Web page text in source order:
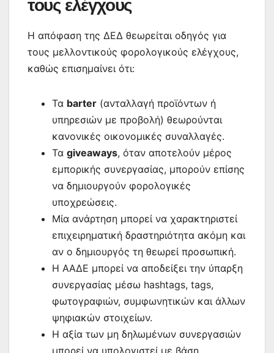
τους ελέγχους
Η απόφαση της ΔΕΔ θεωρείται οδηγός για
τους μελλοντικούς φορολογικούς ελέγχους,
καθώς επισημαίνει ότι:
Τα barter (ανταλλαγή προϊόντων ή
υπηρεσιών με προβολή) θεωρούνται
κανονικές οικονομικές συναλλαγές.
Τα giveaways, όταν αποτελούν μέρος
εμπορικής συνεργασίας, μπορούν επίσης
να δημιουργούν φορολογικές
υποχρεώσεις.
Μία ανάρτηση μπορεί να χαρακτηριστεί
επιχειρηματική δραστηριότητα ακόμη και
αν ο δημιουργός τη θεωρεί προσωπική.
Η ΑΑΔΕ μπορεί να αποδείξει την ύπαρξη
συνεργασίας μέσω hashtags, tags,
φωτογραφιών, συμφωνητικών και άλλων
ψηφιακών στοιχείων.
Η αξία των μη δηλωμένων συνεργασιών
μπορεί να υπολογιστεί με βάση